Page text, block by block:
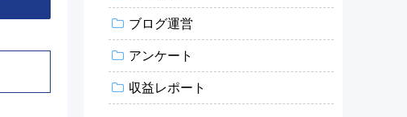
ブログ運営
アンケート
収益レポート